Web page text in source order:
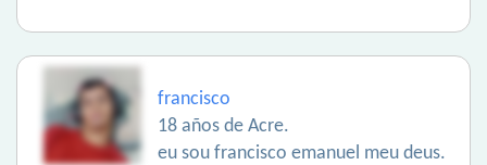
francisco
18 años de Acre.
eu sou francisco emanuel meu deus.